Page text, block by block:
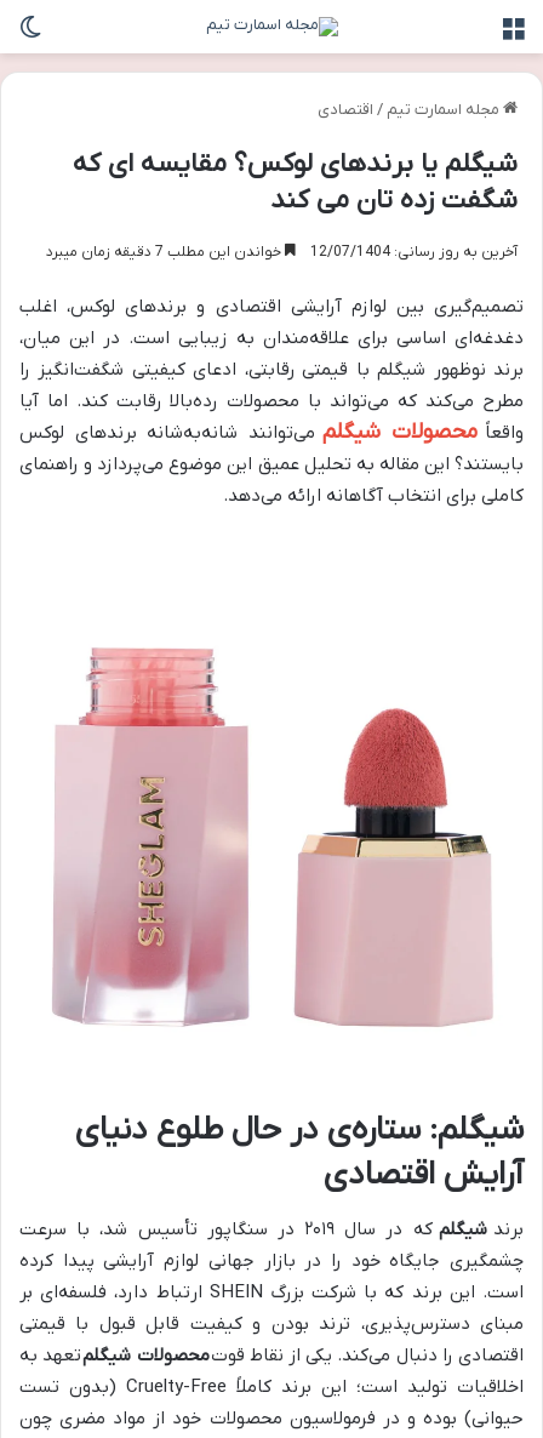
مجله اسمارت تیم / اقتصادی
شیگلم یا برندهای لوکس؟ مقایسه ای که
شگفت زده تان می کند
آخرین به روز رسانی: 12/07/1404 خواندن این مطلب 7 دقیقه زمان میبرد
تصمیم‌گیری بین لوازم آرایشی اقتصادی و برندهای لوکس، اغلب
دغدغه‌ای اساسی برای علاقه‌مندان به زیبایی است. در این میان،
برند نوظهور شیگلم با قیمتی رقابتی، ادعای کیفیتی شگفت‌انگیز را
مطرح می‌کند که می‌تواند با محصولات رده‌بالا رقابت کند. اما آیا
واقعاً محصولات شیگلم می‌توانند شانه‌به‌شانه برندهای لوکس
بایستند؟ این مقاله به تحلیل عمیق این موضوع می‌پردازد و راهنمای
کاملی برای انتخاب آگاهانه ارائه می‌دهد.
شیگلم: ستاره‌ی در حال طلوع دنیای
آرایش اقتصادی
برند شیگلم
که در سال ۲۰۱۹ در سنگاپور تأسیس شد، با سرعت
چشمگیری جایگاه خود را در بازار جهانی لوازم آرایشی پیدا کرده
است. این برند که با شرکت بزرگ SHEIN ارتباط دارد، فلسفه‌ای بر
مبنای دسترس‌پذیری، ترند بودن و کیفیت قابل قبول با قیمتی
اقتصادی را دنبال می‌کند. یکی از نقاط قوتمحصولات شیگلمتعهد به
اخلاقیات تولید است؛ این برند کاملاً Cruelty-Free (بدون تست
حیوانی) بوده و در فرمولاسیون محصولات خود از مواد مضری چون